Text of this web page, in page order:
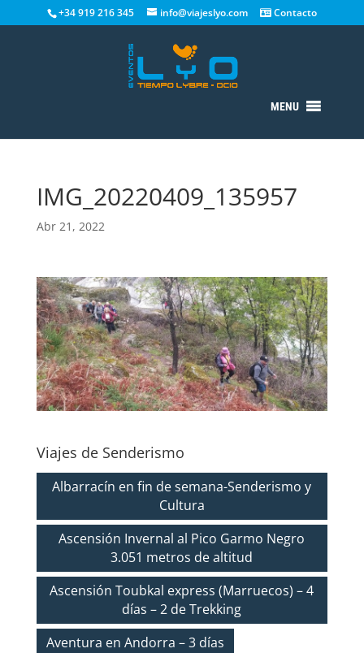
+34 919 216 345 info@viajeslyo.com Contacto
MENU
IMG_20220409_135957
Abr 21, 2022
Viajes de Senderismo
Albarracín en fin de semana-Senderismo y
Cultura
Ascensión Invernal al Pico Garmo Negro
3.051 metros de altitud
Ascensión Toubkal express (Marruecos) – 4
días – 2 de Trekking
Aventura en Andorra – 3 días